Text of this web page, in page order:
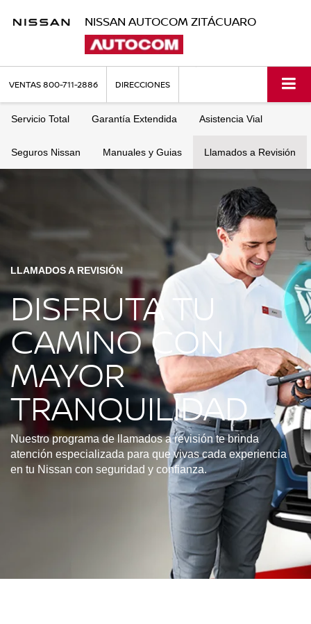
NISSAN AUTOCOM ZITÁCUARO
VENTAS800-711-2886 DIRECCIONES
Servicio Total Garantía Extendida Asistencia Vial
Seguros Nissan Manuales y Guias Llamados a Revisión
LLAMADOS A REVISIÓN
DISFRUTA TU
CAMINO CON
MAYOR
TRANQUILIDAD
Nuestro programa de llamados a revisión te brinda
atención especializada para que vivas cada experiencia
en tu Nissan con seguridad y confianza.